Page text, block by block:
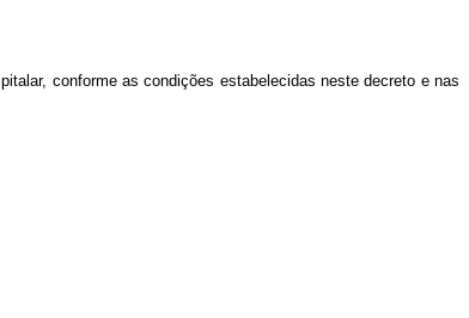
conforme as condições estabelecidas neste decreto e nas